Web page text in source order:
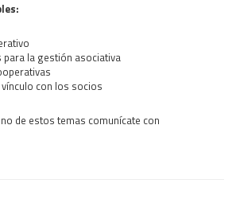
la gestión asociativa
con los socios
de estos temas comunícate con